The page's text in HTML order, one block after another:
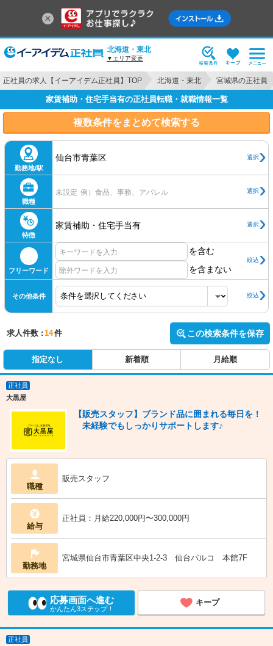
北海道・東北
▼エリア変更
正社員の求人【イーアイデム正社員】TOP 北海道・東北 宮城県の正社員
家賃補助・住宅手当有の正社員転職・就職情報一覧
複数条件をまとめて検索する
勤務地/駅
仙台市青葉区 選択
職種
未設定 例）食品、事務、アパレル 選択
特徴
家賃補助・住宅手当有 選択
フリーワード
を含む
を含まない
絞込
その他条件 絞込
求人件数 : 14件 この検索条件を保存
指定なし 新着順 月給順
正社員
大黒屋
【販売スタッフ】ブランド品に囲まれる毎日を！
未経験でもしっかりサポートします♪
職種
販売スタッフ
給与
正社員：月給220,000円〜300,000円
勤務地
宮城県仙台市青葉区中央1-2-3 仙台パルコ 本館7F
応募画面へ進む
かんたん3ステップ！
キープ
正社員